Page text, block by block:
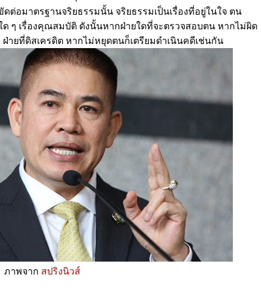
ต่อมาตรฐานจริยธรรมนั้น จริยธรรมเป็นเรื่องที่อยู่ในใจ ตน
ๆ เรื่องคุณสมบัติ ดังนั้นหากฝ่ายใดที่จะตรวจสอบตน หากไม่ผิด
ายที่ดิสเครดิต หากไม่หยุดตนก็เตรียมดำเนินคดีเช่นกัน
ภาพจาก สปริงนิวส์